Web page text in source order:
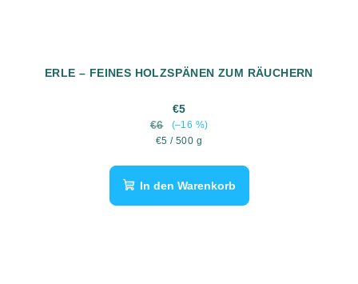
ERLE – FEINES HOLZSPÄNEN ZUM RÄUCHERN
€5
€6
(–16 %)
Verkaufspreis:
€5 / 500 g
In den Warenkorb